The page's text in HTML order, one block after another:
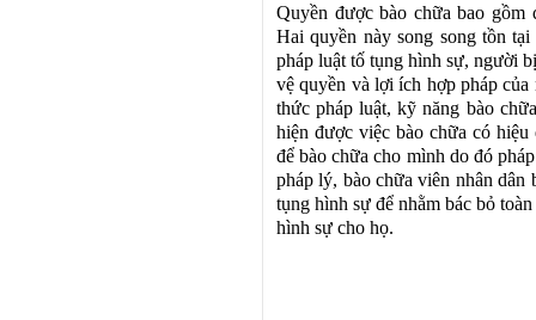
Quyền được bào chữa bao
Hai quyền này song song tồn
pháp luật tố tụng hình sự, người
vệ quyền và lợi ích hợp pháp
thức pháp luật, kỹ năng bào
hiện được việc bào chữa có
để bào chữa cho mình do đó
pháp lý, bào chữa viên nhân
tụng hình sự để nhằm bác bỏ
hình sự cho họ.